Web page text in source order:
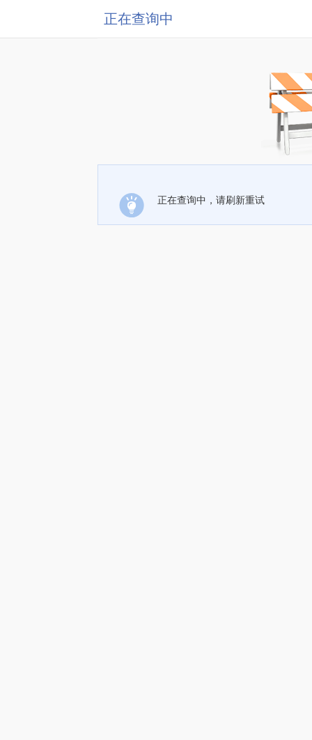
正在查询中
正在查询中，请刷新重试